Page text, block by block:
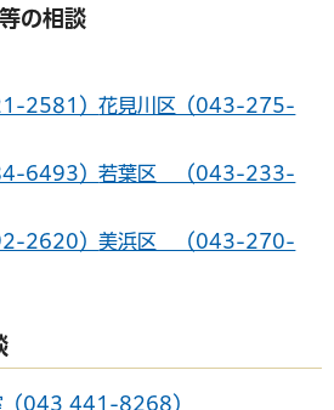
の相談
2581）花見川区（043-275-
6493）若葉区 （043-233-
2620）美浜区 （043-270-
（043₋441-8268）